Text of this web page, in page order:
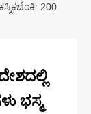
200
ಭಸ್ಮ